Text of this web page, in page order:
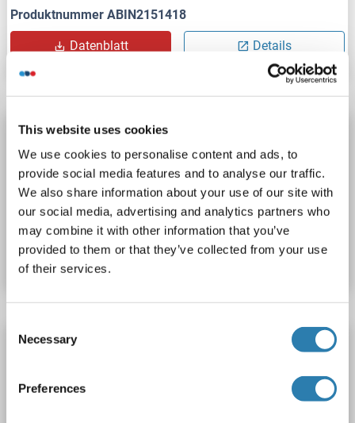
This website uses cookies
We use cookies to personalise content and ads, to
provide social media features and to analyse our traffic.
We also share information about your use of our site with
our social media, advertising and analytics partners who
may combine it with other information that you’ve
provided to them or that they’ve collected from your use
of their services.
Selection
Necessary
Preferences
Produktnummer ABIN2151418
Datenblatt Details
Secernin 1 Antikörper (FITC)
SCRN1 Reaktivität: Human
WB, IHC, ELISA
Wirt: Kaninchen
Polyclonal FITC
Produktnummer ABIN2151417
Datenblatt Details
Secernin 1 Antikörper (HRP)
Wirt: Kaninchen